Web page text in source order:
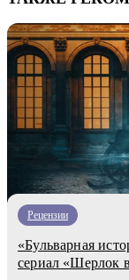
Рецензии
«Бульварная
сериал «Шерлок